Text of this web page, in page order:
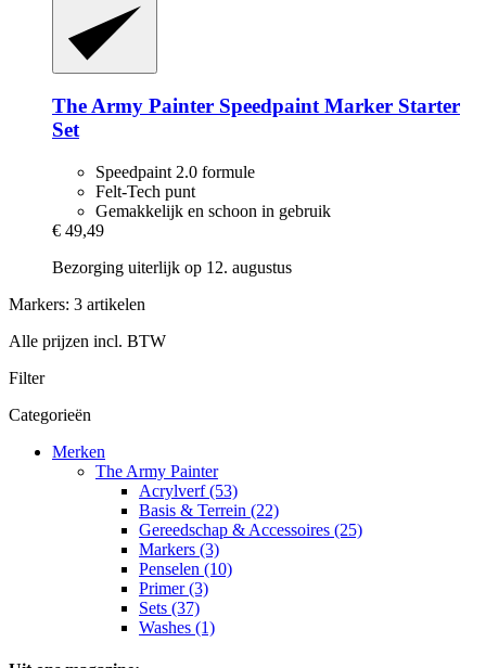
The Army Painter Speedpaint Marker Starter
Set
Speedpaint 2.0 formule
Felt-Tech punt
Gemakkelijk en schoon in gebruik
€ 49,49
Bezorging uiterlijk op 12. augustus
Markers: 3 artikelen
Alle prijzen incl. BTW
Filter
Categorieën
Merken
The Army Painter
Acrylverf (53)
Basis & Terrein (22)
Gereedschap & Accessoires (25)
Markers (3)
Penselen (10)
Primer (3)
Sets (37)
Washes (1)